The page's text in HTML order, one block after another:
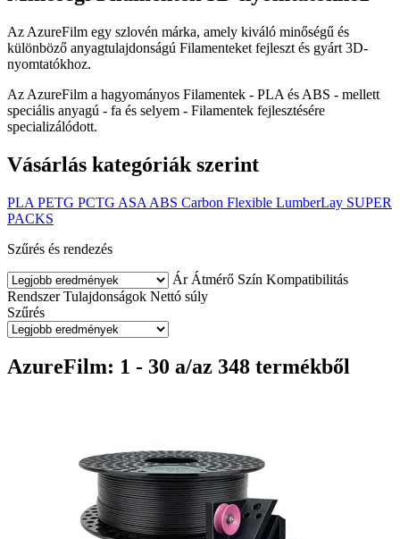
Az AzureFilm egy szlovén márka, amely kiváló minőségű és
különböző anyagtulajdonságú Filamenteket fejleszt és gyárt 3D-
nyomtatókhoz.
Az AzureFilm a hagyományos Filamentek - PLA és ABS - mellett
speciális anyagú - fa és selyem - Filamentek fejlesztésére
specializálódott.
Vásárlás kategóriák szerint
PLA PETG PCTG ASA ABS Carbon Flexible LumberLay SUPER
PACKS
Szűrés és rendezés
Ár Átmérő Szín Kompatibilitás
Rendszer Tulajdonságok Nettó súly
Szűrés
AzureFilm: 1 - 30 a/az 348 termékből